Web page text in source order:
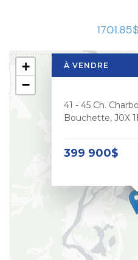
À VENDRE
41 - 45 Ch.
Bouchette, J0X
399 900$
+
−